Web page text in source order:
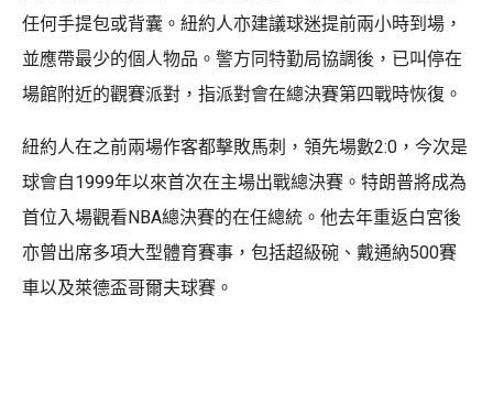
任何手提包或背囊。紐約人亦建議球迷提前兩小時到場，
並應帶最少的個人物品。警方同特勤局協調後，已叫停在
場館附近的觀賽派對，指派對會在總決賽第四戰時恢復。
紐約人在之前兩場作客都擊敗馬刺，領先場數2:0，今次是
球會自1999年以來首次在主場出戰總決賽。特朗普將成為
首位入場觀看NBA總決賽的在任總統。他去年重返白宮後
亦曾出席多項大型體育賽事，包括超級碗、戴通納500賽
車以及萊德盃哥爾夫球賽。